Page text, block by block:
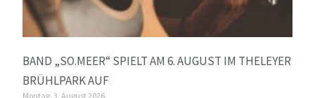
BAND „SO.MEER“ SPIELT AM 6. AUGUST IM THELEYER
BRÜHLPARK AUF
Montag, 3. August 2026